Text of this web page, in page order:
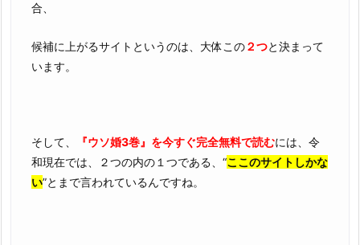
合、
候補に上がるサイトというのは、大体この２つと決まって
います。
そして、 『ウソ婚3巻』を今すぐ完全無料で読むには、令
和現在では、２つの内の１つである、“ここのサイトしかな
い”とまで言われているんですね。